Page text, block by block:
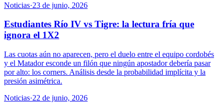
Noticias·23 de junio, 2026
Estudiantes Río IV vs Tigre: la lectura fría que
ignora el 1X2
Las cuotas aún no aparecen, pero el duelo entre el equipo cordobés
y el Matador esconde un filón que ningún apostador debería pasar
por alto: los corners. Análisis desde la probabilidad implícita y la
presión asimétrica.
Noticias·22 de junio, 2026